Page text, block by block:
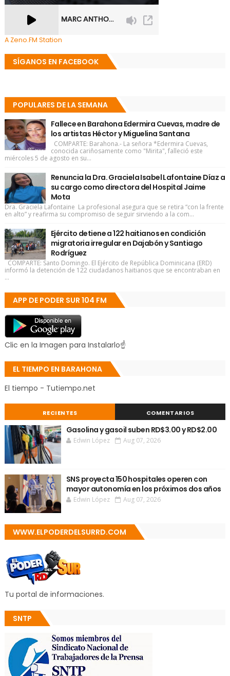
A Zeno.FM Station
SÍGANOS EN FACEBOOK
POPULARES DE LA SEMANA
Fallece en Barahona Edermira Cuevas, madre de
los artistas Héctor y Miguelina Santana
COMPARTE: Barahona.- La señora *Edermira Cuevas,
conocida cariñosamente como "Mirita", falleció este
miércoles 5 de agosto en su...
Renuncia la Dra. Graciela Isabel Lafontaine Díaz a
su cargo como directora del Hospital Jaime
Mota
Dra. Graciela Lafontaine La profesional asegura que se retira “con la frente
en alto” y reafirma su compromiso de seguir sirviendo a la com...
Ejército detiene a 122 haitianos en condición
migratoria irregular en Dajabón y Santiago
Rodríguez
COMPARTE: Santo Domingo. El Ejército de República Dominicana (ERD)
informó la detención de 122 ciudadanos haitianos que se encontraban en
...
APP DE PODER SUR 104 FM
Clic en la Imagen para Instalarlo☝
EL TIEMPO EN BARAHONA
El tiempo - Tutiempo.net
RECIENTES COMENTARIOS
Gasolina y gasoil suben RD$3.00 y RD$2.00
Edwin López Aug 07, 2026
SNS proyecta 150 hospitales operen con
mayor autonomía en los próximos dos años
Edwin López Aug 07, 2026
WWW.ELPODERDELSURRD.COM
Tu portal de informaciones.
SNTP